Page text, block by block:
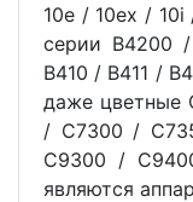
10e / 10ex /
серии
B410 / B411 /
даже цветные
/ C7300 /
C9300 /
являются